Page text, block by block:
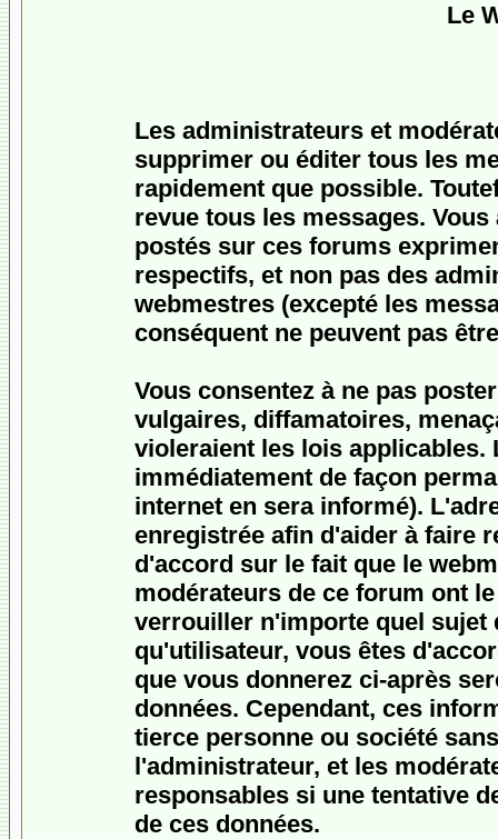
Le
Les administrateurs et
supprimer ou éditer tous les
rapidement que possible.
revue tous les messages.
postés sur ces forums
respectifs, et non pas des
webmestres (excepté les
conséquent ne peuvent pas
Vous consentez à ne pas
vulgaires, diffamatoires,
violeraient les lois applicables.
immédiatement de façon
internet en sera informé).
enregistrée afin d'aider à faire
d'accord sur le fait que le
modérateurs de ce forum ont
verrouiller n'importe quel sujet
qu'utilisateur, vous êtes
que vous donnerez ci-après
données. Cependant, ces
tierce personne ou société
l'administrateur, et les
responsables si une tentative
de ces données.